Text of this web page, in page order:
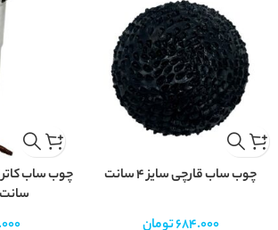
چوب ساب قارچی سایز ۴ سانت
684.000تومان